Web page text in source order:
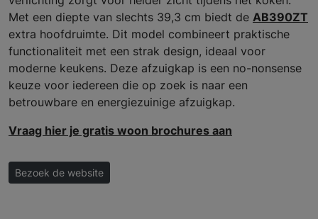
Met een diepte van slechts 39,3 cm biedt de AB390ZT
extra hoofdruimte. Dit model combineert praktische
functionaliteit met een strak design, ideaal voor
moderne keukens. Deze afzuigkap is een no-nonsense
keuze voor iedereen die op zoek is naar een
betrouwbare en energiezuinige afzuigkap.
Vraag hier je gratis woon brochures aan
Bezoek de website